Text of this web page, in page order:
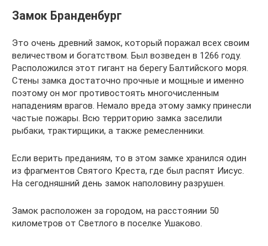
Замок Бранденбург
Это очень древний замок, который поражал всех своим
величеством и богатством. Был возведен в 1266 году.
Расположился этот гигант на берегу Балтийского моря.
Стены замка достаточно прочные и мощные и именно
поэтому он мог противостоять многочисленным
нападениям врагов. Немало вреда этому замку принесли
частые пожары. Всю территорию замка заселили
рыбаки, трактирщики, а также ремесленники.
Если верить преданиям, то в этом замке хранился один
из фрагментов Святого Креста, где был распят Иисус.
На сегодняшний день замок наполовину разрушен.
Замок расположен за городом, на расстоянии 50
километров от Светлого в поселке Ушаково.